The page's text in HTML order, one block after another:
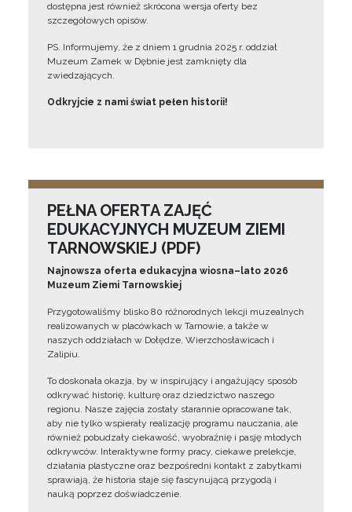
dostępna jest również skrócona wersja oferty bez
szczegółowych opisów.
PS. Informujemy, że z dniem 1 grudnia 2025 r. oddział
Muzeum Zamek w Dębnie jest zamknięty dla
zwiedzających.
Odkryjcie z nami świat pełen historii!
PEŁNA OFERTA ZAJĘĆ
EDUKACYJNYCH MUZEUM ZIEMI
TARNOWSKIEJ (PDF)
Najnowsza oferta edukacyjna wiosna–lato 2026
Muzeum Ziemi Tarnowskiej
Przygotowaliśmy blisko 80 różnorodnych lekcji muzealnych
realizowanych w placówkach w Tarnowie, a także w
naszych oddziałach w Dołędze, Wierzchosławicach i
Zalipiu.
To doskonała okazja, by w inspirujący i angażujący sposób
odkrywać historię, kulturę oraz dziedzictwo naszego
regionu. Nasze zajęcia zostały starannie opracowane tak,
aby nie tylko wspierały realizację programu nauczania, ale
również pobudzały ciekawość, wyobraźnię i pasję młodych
odkrywców. Interaktywne formy pracy, ciekawe prelekcje,
działania plastyczne oraz bezpośredni kontakt z zabytkami
sprawiają, że historia staje się fascynującą przygodą i
nauką poprzez doświadczenie.